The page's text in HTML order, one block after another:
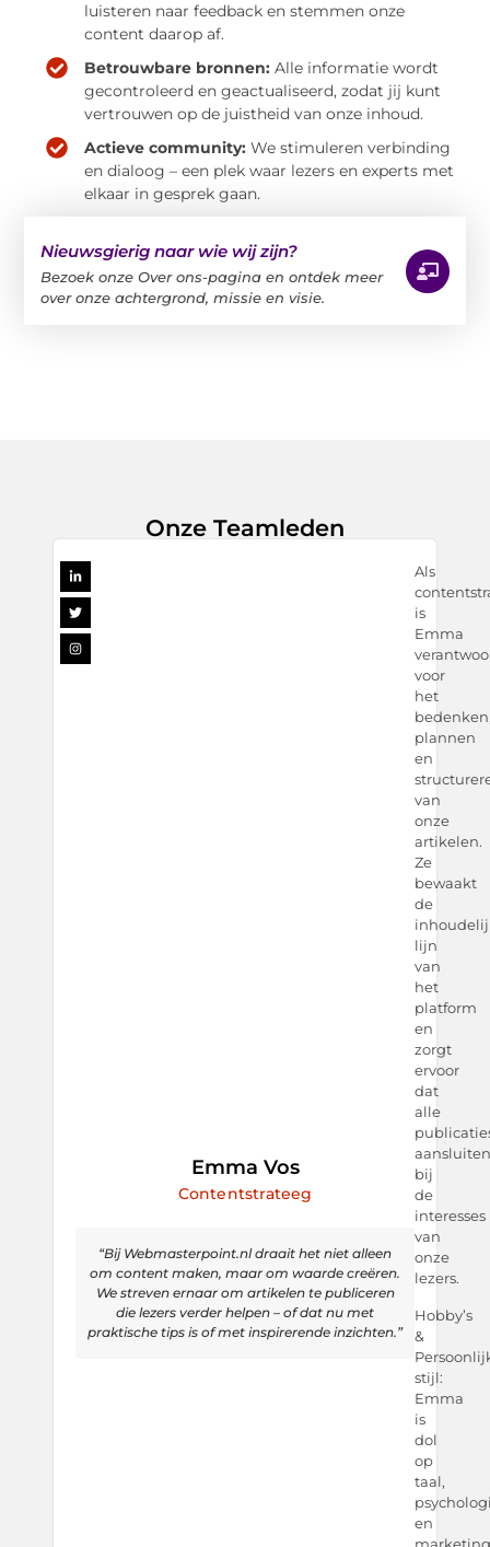
luisteren naar feedback en stemmen onze
content daarop af.
Betrouwbare bronnen: Alle informatie wordt
gecontroleerd en geactualiseerd, zodat jij kunt
vertrouwen op de juistheid van onze inhoud.
Actieve community: We stimuleren verbinding
en dialoog – een plek waar lezers en experts met
elkaar in gesprek gaan.
Nieuwsgierig naar wie wij zijn?
Bezoek onze Over ons-pagina en ontdek meer
over onze achtergrond, missie en visie.
Onze Teamleden
Emma Vos
Contentstrateeg
“Bij Webmasterpoint.nl draait het niet alleen
om content maken, maar om waarde creëren.
We streven ernaar om artikelen te publiceren
die lezers verder helpen – of dat nu met
praktische tips is of met inspirerende inzichten.”
Als
is
Emma
voor
het
plannen
en
van
onze
artikelen.
Ze
bewaakt
de
lijn
van
het
platform
en
zorgt
ervoor
dat
alle
aansluiten
bij
de
interesses
van
onze
lezers.
Hobby’s
&
stijl:
Emma
is
dol
op
taal,
en